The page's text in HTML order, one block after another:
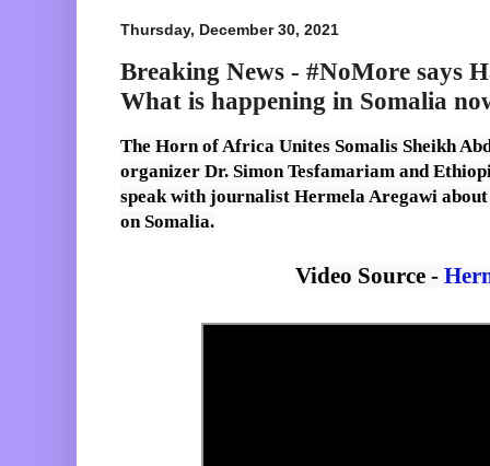
Thursday, December 30, 2021
Breaking News - #NoMore says
What is happening in Somalia
The Horn of Africa Unites Somalis Sheikh
organizer Dr. Simon Tesfamariam and
speak with journalist Hermela Aregawi
on Somalia.
Video Source -